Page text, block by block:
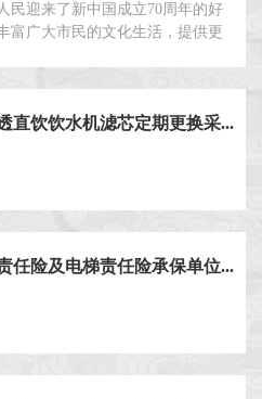
民迎来了新中国成立70周年的好
富广大市民的文化生活，提供更
晚上20:30分。由于国庆期间观众
直饮饮水机滤芯定期更换采...
任险及电梯责任险承保单位...